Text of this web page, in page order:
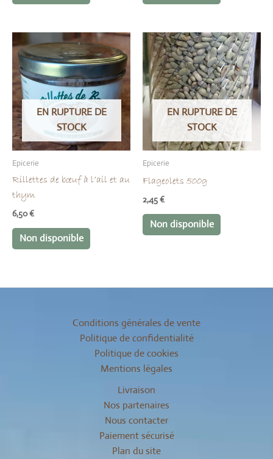
EN RUPTURE DE
STOCK
Epicerie
Rillettes de bœuf à l’ail et au
thym
6,50€
Non disponible
EN RUPTURE DE
STOCK
Epicerie
Flageolets 500g
2,45€
Non disponible
Conditions générales de vente
Politique de confidentialité
Politique de cookies
Mentions légales
Livraison
Nos partenaires
Nous contacter
Paiement sécurisé
Plan du site